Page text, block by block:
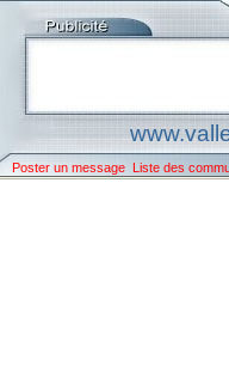
Poster un message Liste des